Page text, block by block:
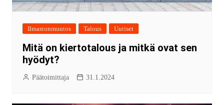
Ilmastonmuutos Talous Uutiset
Mitä on kiertotalous ja mitkä ovat sen
hyödyt?
Päätoimittaja 31.1.2024